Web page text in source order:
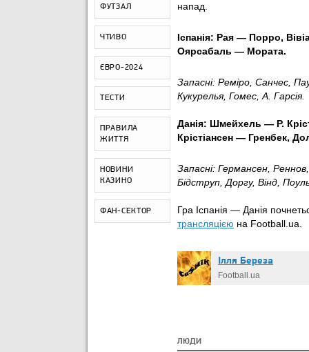
ФУТЗАЛ
ЧТИВО
ЄВРО-2024
ТЕСТИ
ПРАВИЛА
ЖИТТЯ
НОВИНИ
КАЗИНО
ФАН-СЕКТОР
напад.
Іспанія: Рая — Порро,
Оярсабаль — Мората.
Запасні: Реміро, Санчес,
Кукурелья, Гомес, А. Гарсія.
Данія: Шмейхель — Р.
Крістіансен — Гренбек,
Запасні: Германсен,
Бідструп, Доргу, Вінд,
Гра Іспанія — Данія
трансляцією на Football.ua.
Ілля Береза
Football.ua
ЛЮДИ